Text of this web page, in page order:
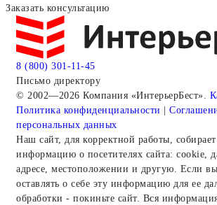
Заказать консультацию
8 (800) 301-11-45
Письмо директору
© 2002—2026 Компания «ИнтерьерБест».
Политика конфиденциальности |
персональных данных
Наш сайт, для корректной работы,
информацию о посетителях сайта: cookie,
адресе, местоположении и другую. Если
оставлять о себе эту информацию для ее
обработки - покиньте сайт. Вся